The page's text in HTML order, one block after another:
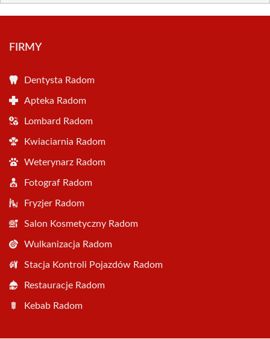
FIRMY
Dentysta Radom
Apteka Radom
Lombard Radom
Kwiaciarnia Radom
Weterynarz Radom
Fotograf Radom
Fryzjer Radom
Salon Kosmetyczny Radom
Wulkanizacja Radom
Stacja Kontroli Pojazdów Radom
Restauracje Radom
Kebab Radom